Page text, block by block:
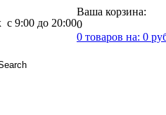
с 9:00 до 20:00
Ваша корзина:
0
0 товаров на: 0